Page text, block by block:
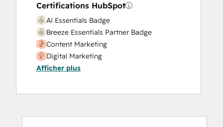
Certifications HubSpot
AI Essentials Badge
Breeze Essentials Partner Badge
Content Marketing
Digital Marketing
Email Marketing Certification
HubSpot Sales Hub Software
HubSpot Solutions Partner
Afficher plus